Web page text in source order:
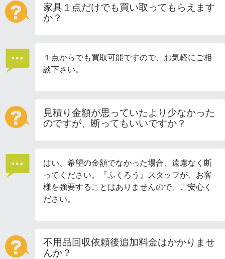
家具１点だけでも買い取ってもらえます
か？
１点からでも買取可能ですので、お気軽にご相
談下さい。
見積り金額が思っていたより少なかった
のですが、断ってもいいですか？
はい、希望の金額でなかった場合、遠慮なく断
ってください。『ふくろう』スタッフが、お客
様を強要することはありませんので、ご安心く
ださい。
不用品回収依頼後追加料金はかかりませ
んか？